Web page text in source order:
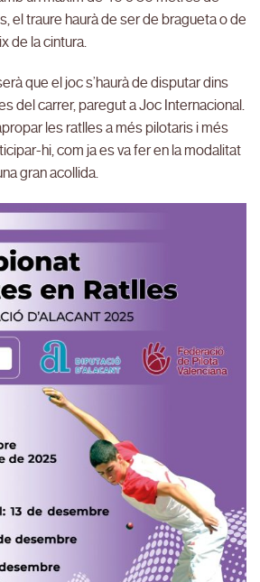
el traure haurà de ser de bragueta o de
de la cintura.
que el joc s’haurà de disputar dins
del carrer, paregut a Joc Internacional.
les ratlles a més pilotaris i més
hi, com ja es va fer en la modalitat
gran acollida.